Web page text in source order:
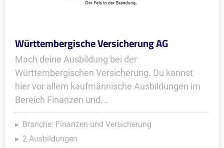
Württembergische Versicherung AG
Mach deine Ausbildung bei der
Württembergischen Versicherung. Du kannst
hier vor allem kaufmännische Ausbildungen im
Bereich Finanzen und...
Branche: Finanzen und Versicherung
2 Ausbildungen